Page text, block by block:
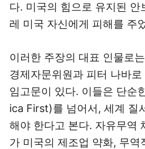
다. 미국의 힘으로 유지된 안
레 미국 자신에게 피해를 주
이러한 주장의 대표 인물로
경제자문위원과 피터 나바로
임고문이 있다. 이들은 단순
ica First)를 넘어서, 세계 질
해야 한다고 본다. 자유무역
가 미국의 제조업 약화, 무역